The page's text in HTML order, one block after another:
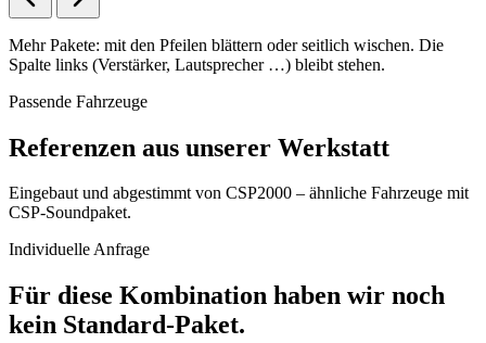
Mehr Pakete: mit den Pfeilen blättern oder seitlich wischen. Die
Spalte links (Verstärker, Lautsprecher …) bleibt stehen.
Passende Fahrzeuge
Referenzen aus unserer Werkstatt
Eingebaut und abgestimmt von CSP2000 – ähnliche Fahrzeuge mit
CSP-Soundpaket.
Individuelle Anfrage
Für diese Kombination haben wir noch
kein Standard-Paket.